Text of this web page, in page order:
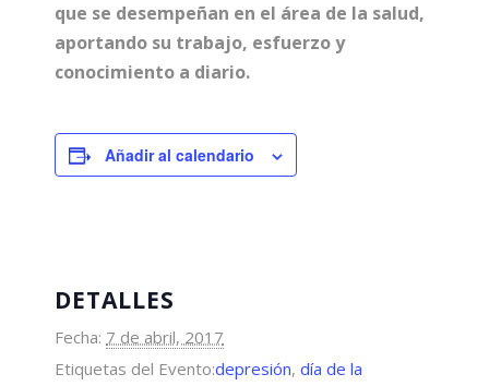
que se desempeñan en el área de la salud,
aportando su trabajo, esfuerzo y
conocimiento a diario.
Añadir al calendario
DETALLES
Fecha: 7 de abril, 2017
Etiquetas del Evento:depresión, día de la